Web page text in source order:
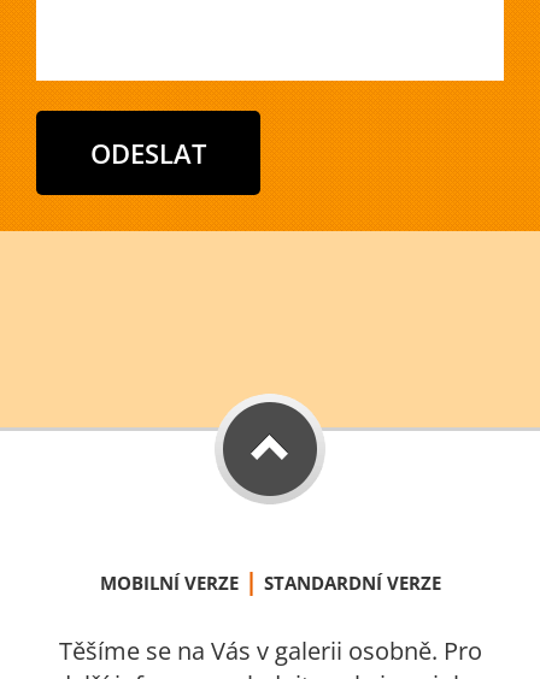
MOBILNÍ VERZE | STANDARDNÍ VERZE
Těšíme se na Vás v galerii osobně. Pro